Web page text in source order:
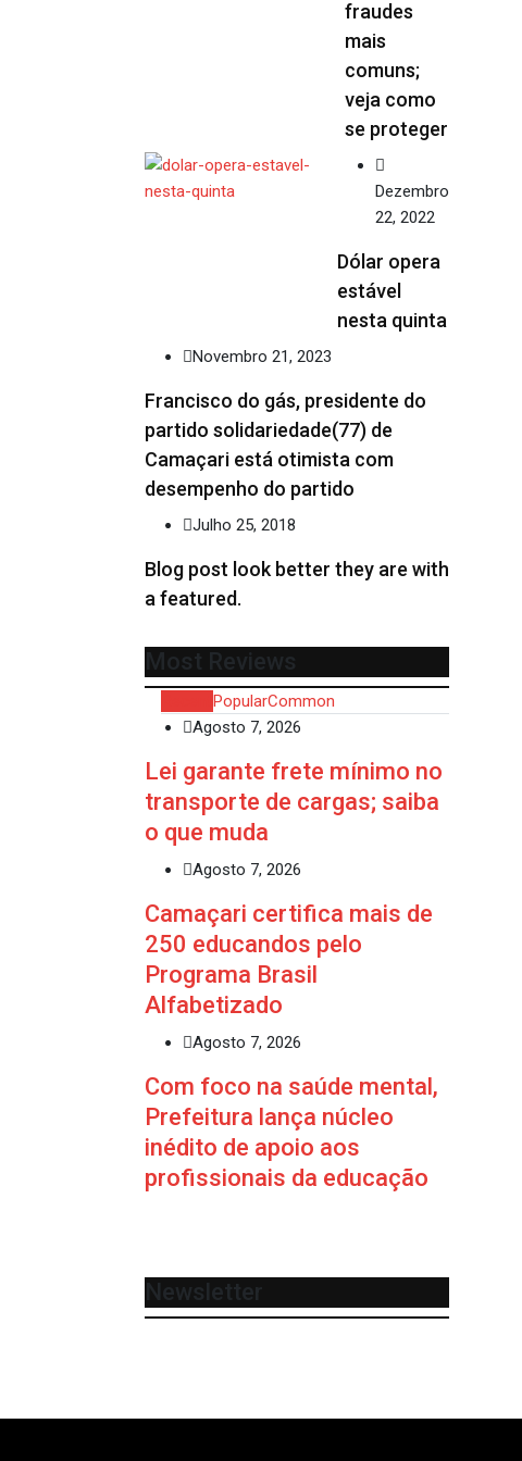
fraudes
mais
comuns;
veja como
se proteger
Dezembro
22, 2022
Dólar opera
estável
nesta quinta
Novembro 21, 2023
Francisco do gás, presidente do
partido solidariedade(77) de
Camaçari está otimista com
desempenho do partido
Julho 25, 2018
Blog post look better they are with
a featured.
Most Reviews
PopularCommon
Agosto 7, 2026
Lei garante frete mínimo no
transporte de cargas; saiba
o que muda
Agosto 7, 2026
Camaçari certifica mais de
250 educandos pelo
Programa Brasil
Alfabetizado
Agosto 7, 2026
Com foco na saúde mental,
Prefeitura lança núcleo
inédito de apoio aos
profissionais da educação
Newsletter